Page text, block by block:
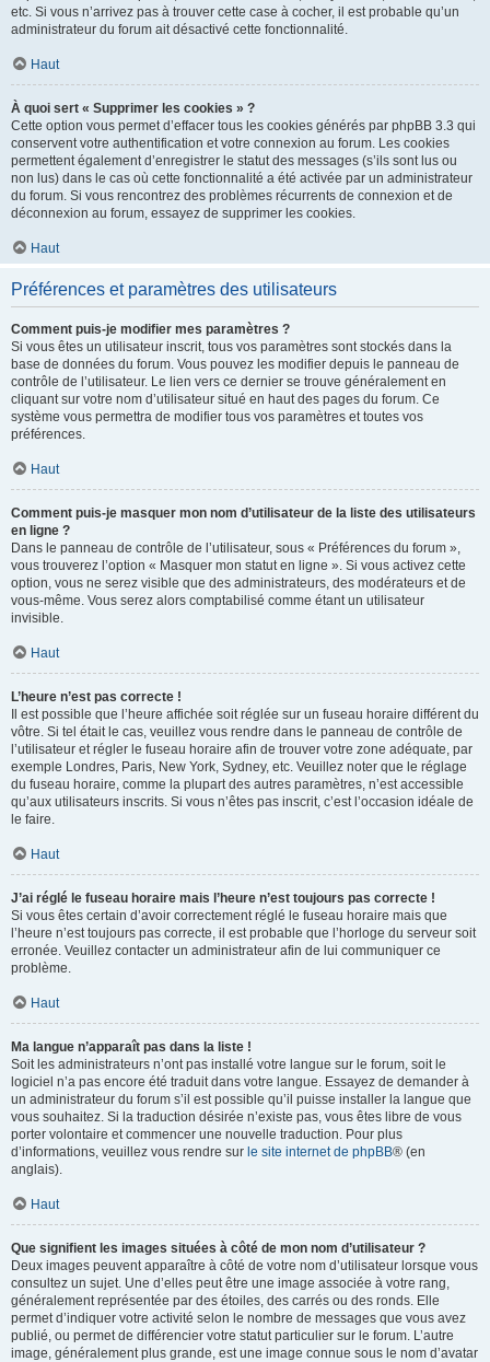
etc. Si vous n’arrivez pas à trouver cette case à cocher, il est probable qu’un
administrateur du forum ait désactivé cette fonctionnalité.
Haut
À quoi sert « Supprimer les cookies » ?
Cette option vous permet d’effacer tous les cookies générés par phpBB 3.3 qui
conservent votre authentification et votre connexion au forum. Les cookies
permettent également d’enregistrer le statut des messages (s’ils sont lus ou
non lus) dans le cas où cette fonctionnalité a été activée par un administrateur
du forum. Si vous rencontrez des problèmes récurrents de connexion et de
déconnexion au forum, essayez de supprimer les cookies.
Haut
Préférences et paramètres des utilisateurs
Comment puis-je modifier mes paramètres ?
Si vous êtes un utilisateur inscrit, tous vos paramètres sont stockés dans la
base de données du forum. Vous pouvez les modifier depuis le panneau de
contrôle de l’utilisateur. Le lien vers ce dernier se trouve généralement en
cliquant sur votre nom d’utilisateur situé en haut des pages du forum. Ce
système vous permettra de modifier tous vos paramètres et toutes vos
préférences.
Haut
Comment puis-je masquer mon nom d’utilisateur de la liste des utilisateurs
en ligne ?
Dans le panneau de contrôle de l’utilisateur, sous « Préférences du forum »,
vous trouverez l’option « Masquer mon statut en ligne ». Si vous activez cette
option, vous ne serez visible que des administrateurs, des modérateurs et de
vous-même. Vous serez alors comptabilisé comme étant un utilisateur
invisible.
Haut
L’heure n’est pas correcte !
Il est possible que l’heure affichée soit réglée sur un fuseau horaire différent du
vôtre. Si tel était le cas, veuillez vous rendre dans le panneau de contrôle de
l’utilisateur et régler le fuseau horaire afin de trouver votre zone adéquate, par
exemple Londres, Paris, New York, Sydney, etc. Veuillez noter que le réglage
du fuseau horaire, comme la plupart des autres paramètres, n’est accessible
qu’aux utilisateurs inscrits. Si vous n’êtes pas inscrit, c’est l’occasion idéale de
le faire.
Haut
J’ai réglé le fuseau horaire mais l’heure n’est toujours pas correcte !
Si vous êtes certain d’avoir correctement réglé le fuseau horaire mais que
l’heure n’est toujours pas correcte, il est probable que l’horloge du serveur soit
erronée. Veuillez contacter un administrateur afin de lui communiquer ce
problème.
Haut
Ma langue n’apparaît pas dans la liste !
Soit les administrateurs n’ont pas installé votre langue sur le forum, soit le
logiciel n’a pas encore été traduit dans votre langue. Essayez de demander à
un administrateur du forum s’il est possible qu’il puisse installer la langue que
vous souhaitez. Si la traduction désirée n’existe pas, vous êtes libre de vous
porter volontaire et commencer une nouvelle traduction. Pour plus
d’informations, veuillez vous rendre sur le site internet de phpBB® (en
anglais).
Haut
Que signifient les images situées à côté de mon nom d’utilisateur ?
Deux images peuvent apparaître à côté de votre nom d’utilisateur lorsque vous
consultez un sujet. Une d’elles peut être une image associée à votre rang,
généralement représentée par des étoiles, des carrés ou des ronds. Elle
permet d’indiquer votre activité selon le nombre de messages que vous avez
publié, ou permet de différencier votre statut particulier sur le forum. L’autre
image, généralement plus grande, est une image connue sous le nom d’avatar